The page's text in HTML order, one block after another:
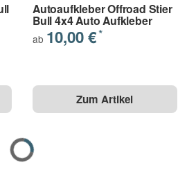
Autoaufkleber Offroad Stier
Bull 4x4 Auto Aufkleber
ab 10,00 €*
Zum Artikel